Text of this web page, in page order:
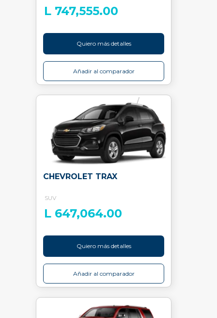
L 747,555.00
Quiero más detalles
Añadir al comparador
CHEVROLET TRAX
SUV
L 647,064.00
Quiero más detalles
Añadir al comparador